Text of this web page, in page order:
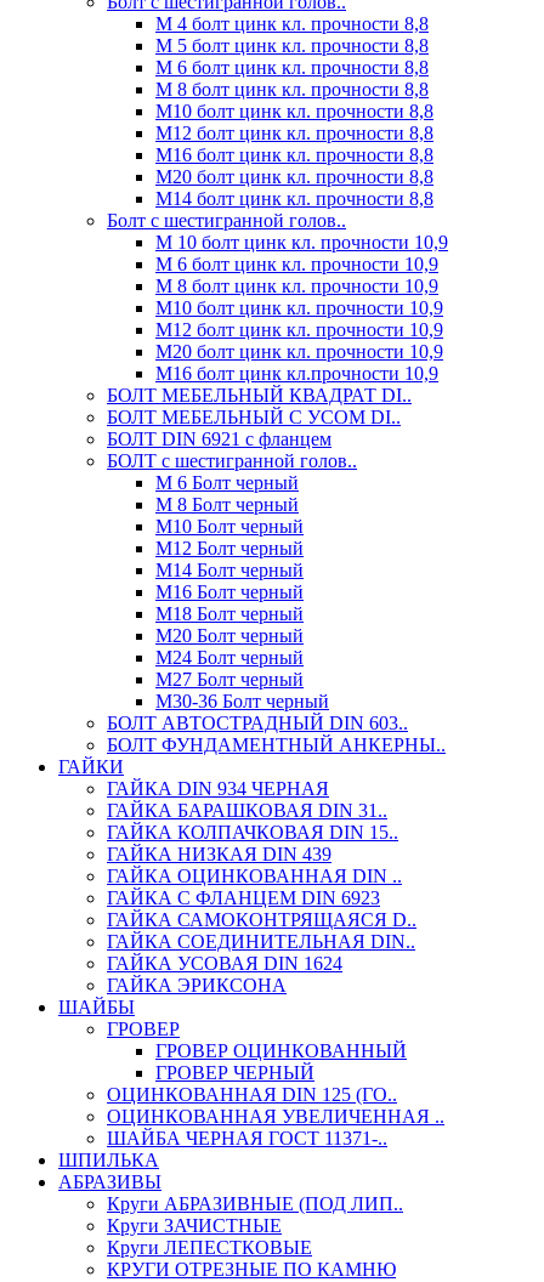
М 4 болт цинк кл. прочности 8,8
М 5 болт цинк кл. прочности 8,8
М 6 болт цинк кл. прочности 8,8
М 8 болт цинк кл. прочности 8,8
М10 болт цинк кл. прочности 8,8
М12 болт цинк кл. прочности 8,8
М16 болт цинк кл. прочности 8,8
М20 болт цинк кл. прочности 8,8
М14 болт цинк кл. прочности 8,8
Болт с шестигранной голов..
М 10 болт цинк кл. прочности 10,9
М 6 болт цинк кл. прочности 10,9
М 8 болт цинк кл. прочности 10,9
М10 болт цинк кл. прочности 10,9
М12 болт цинк кл. прочности 10,9
М20 болт цинк кл. прочности 10,9
М16 болт цинк кл.прочности 10,9
БОЛТ МЕБЕЛЬНЫЙ КВАДРАТ DI..
БОЛТ МЕБЕЛЬНЫЙ С УСОМ DI..
БОЛТ DIN 6921 c фланцем
БОЛТ с шестигранной голов..
М 6 Болт черный
М 8 Болт черный
М10 Болт черный
М12 Болт черный
М14 Болт черный
М16 Болт черный
М18 Болт черный
М20 Болт черный
М24 Болт черный
М27 Болт черный
М30-36 Болт черный
БОЛТ АВТОСТРАДНЫЙ DIN 603..
БОЛТ ФУНДАМЕНТНЫЙ АНКЕРНЫ..
ГАЙКИ
ГАЙКА DIN 934 ЧЕРНАЯ
ГАЙКА БАРАШКОВАЯ DIN 31..
ГАЙКА КОЛПАЧКОВАЯ DIN 15..
ГАЙКА НИЗКАЯ DIN 439
ГАЙКА ОЦИНКОВАННАЯ DIN ..
ГАЙКА С ФЛАНЦЕМ DIN 6923
ГАЙКА САМОКОНТРЯЩАЯСЯ D..
ГАЙКА СОЕДИНИТЕЛЬНАЯ DIN..
ГАЙКА УСОВАЯ DIN 1624
ГАЙКА ЭРИКСОНА
ШАЙБЫ
ГРОВЕР
ГРОВЕР ОЦИНКОВАННЫЙ
ГРОВЕР ЧЕРНЫЙ
ОЦИНКОВАННАЯ DIN 125 (ГО..
ОЦИНКОВАННАЯ УВЕЛИЧЕННАЯ ..
ШАЙБА ЧЕРНАЯ ГОСТ 11371-..
ШПИЛЬКА
АБРАЗИВЫ
Круги АБРАЗИВНЫЕ (ПОД ЛИП..
Круги ЗАЧИСТНЫЕ
Круги ЛЕПЕСТКОВЫЕ
КРУГИ ОТРЕЗНЫЕ ПО КАМНЮ